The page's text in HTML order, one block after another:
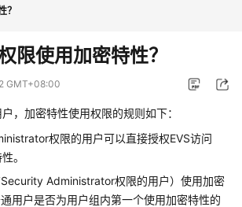
？
限使用加密特性？
GMT+08:00
，加密特性使用权限的规则如下：
权限的用户可以直接授权EVS访问
。
Administrator权限的用户）使用加密
用户是否为用户组内第一个使用加密特性的